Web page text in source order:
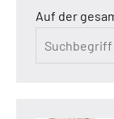
Auf der